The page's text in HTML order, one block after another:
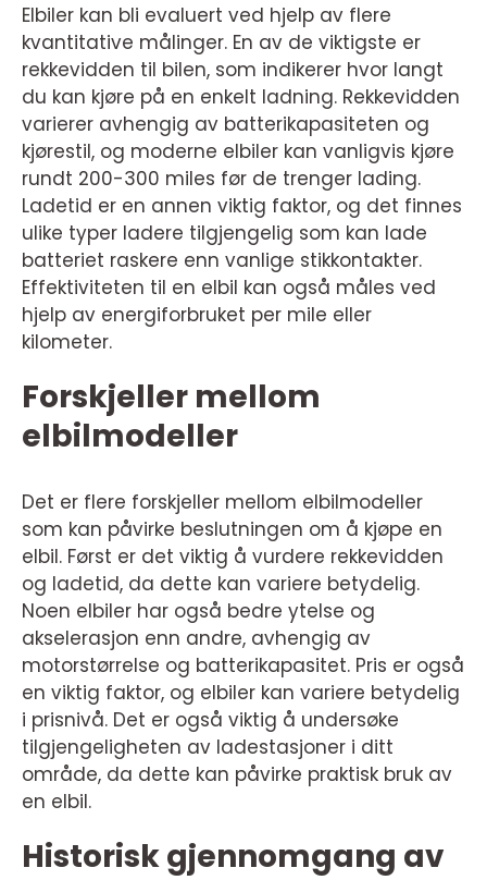
Elbiler kan bli evaluert ved hjelp av flere
kvantitative målinger. En av de viktigste er
rekkevidden til bilen, som indikerer hvor langt
du kan kjøre på en enkelt ladning. Rekkevidden
varierer avhengig av batterikapasiteten og
kjørestil, og moderne elbiler kan vanligvis kjøre
rundt 200-300 miles før de trenger lading.
Ladetid er en annen viktig faktor, og det finnes
ulike typer ladere tilgjengelig som kan lade
batteriet raskere enn vanlige stikkontakter.
Effektiviteten til en elbil kan også måles ved
hjelp av energiforbruket per mile eller
kilometer.
Forskjeller mellom
elbilmodeller
Det er flere forskjeller mellom elbilmodeller
som kan påvirke beslutningen om å kjøpe en
elbil. Først er det viktig å vurdere rekkevidden
og ladetid, da dette kan variere betydelig.
Noen elbiler har også bedre ytelse og
akselerasjon enn andre, avhengig av
motorstørrelse og batterikapasitet. Pris er også
en viktig faktor, og elbiler kan variere betydelig
i prisnivå. Det er også viktig å undersøke
tilgjengeligheten av ladestasjoner i ditt
område, da dette kan påvirke praktisk bruk av
en elbil.
Historisk gjennomgang av